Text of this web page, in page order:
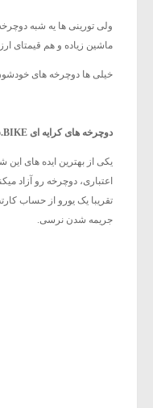
ولی تورینی ها یه شبه
ماشین زیاده و هم قیمتای ارزون تا گرون. ولی
خیلی ها دوچرخه های
دوچرخه های کرایه ای To.BIKE
یکی از بهترین ایده های
اعتباری، دوچرخه رو آزاد
جریمه شدن نرسی.